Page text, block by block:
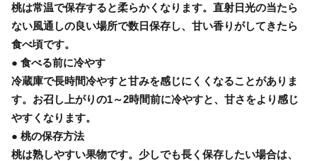
桃は常温で保存すると柔らかくなります。直射日光の当たら
ない風通しの良い場所で数日保存し、甘い香りがしてきたら
食べ頃です。
● 食べる前に冷やす
冷蔵庫で長時間冷やすと甘みを感じにくくなることがありま
す。お召し上がりの1～2時間前に冷やすと、甘さをより感じ
やすくなります。
● 桃の保存方法
桃は熟しやすい果物です。少しでも長く保存したい場合は、